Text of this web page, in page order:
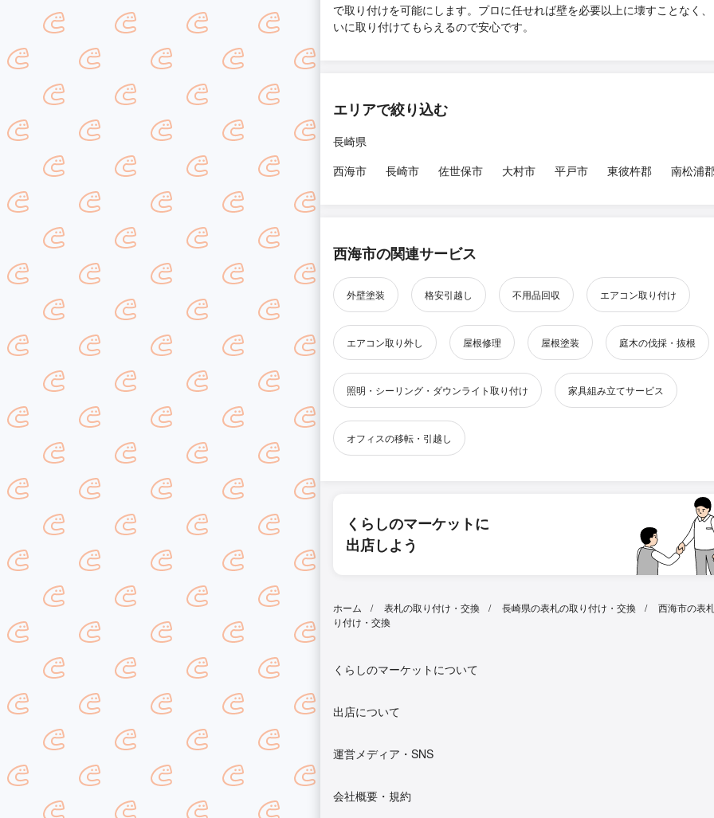
で取り付けを可能にします。プロに任せれば壁を必要以上に壊すことなく
いに取り付けてもらえるので安心です。
エリアで絞り込む
長崎県
西海市
長崎市 佐世保市 大村市 平戸市 東彼杵郡 南松浦
西海市の関連サービス
外壁塗装 格安引越し 不用品回収 エアコン取り付け
エアコン取り外し 屋根修理 屋根塗装 庭木の伐採・抜根
照明・シーリング・ダウンライト取り付け 家具組み立てサービス
オフィスの移転・引越し
くらしのマーケットに
出店しよう
ホーム 表札の取り付け・交換 長崎県の表札の取り付け・交換
西海市の表
り付け・交換
くらしのマーケットについて
出店について
運営メディア・SNS
会社概要・規約